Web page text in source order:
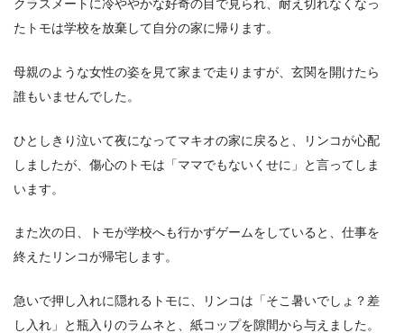
クラスメートに冷ややかな好奇の目で見られ、耐え切れなくなっ
たトモは学校を放棄して自分の家に帰ります。
母親のような女性の姿を見て家まで走りますが、玄関を開けたら
誰もいませんでした。
ひとしきり泣いて夜になってマキオの家に戻ると、リンコが心配
しましたが、傷心のトモは「ママでもないくせに」と言ってしま
います。
また次の日、トモが学校へも行かずゲームをしていると、仕事を
終えたリンコが帰宅します。
急いで押し入れに隠れるトモに、リンコは「そこ暑いでしょ？差
し入れ」と瓶入りのラムネと、紙コップを隙間から与えました。